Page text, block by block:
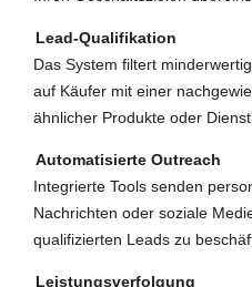
Lead-Qualifikation
Das System filtert
auf Käufer mit einer
ähnlicher Produkte oder
Automatisierte Outreach
Integrierte Tools senden
Nachrichten oder soziale
qualifizierten Leads zu
Leistungsverfolgung